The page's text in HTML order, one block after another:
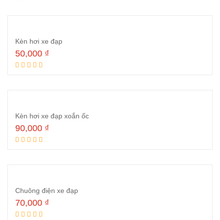
Kèn hơi xe đạp
50,000 ₫
Kèn hơi xe đạp xoắn ốc
90,000 ₫
Chuông điện xe đạp
70,000 ₫